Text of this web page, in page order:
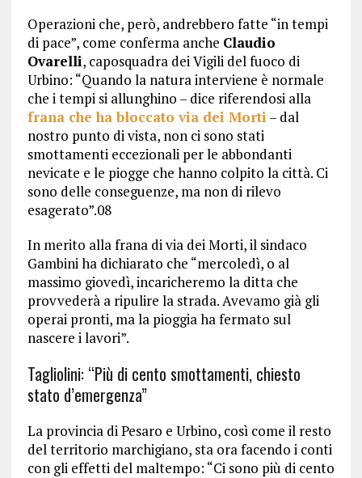
Operazioni che, però, andrebbero fatte “in tempi
di pace”, come conferma anche Claudio
Ovarelli, caposquadra dei Vigili del fuoco di
Urbino: “Quando la natura interviene è normale
che i tempi si allunghino – dice riferendosi alla
frana che ha bloccato via dei Morti – dal
nostro punto di vista, non ci sono stati
smottamenti eccezionali per le abbondanti
nevicate e le piogge che hanno colpito la città. Ci
sono delle conseguenze, ma non di rilevo
esagerato”.08
In merito alla frana di via dei Morti, il sindaco
Gambini ha dichiarato che “mercoledì, o al
massimo giovedì, incaricheremo la ditta che
provvederà a ripulire la strada. Avevamo già gli
operai pronti, ma la pioggia ha fermato sul
nascere i lavori”.
Tagliolini: “Più di cento smottamenti, chiesto
stato d’emergenza”
La provincia di Pesaro e Urbino, così come il resto
del territorio marchigiano, sta ora facendo i conti
con gli effetti del maltempo: “Ci sono più di cento